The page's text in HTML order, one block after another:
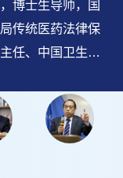
博士生导师，国
传统医药法律保
任、中国卫生法
老师主持国家社
项目，以长远的
医药知识产权领
班毕业生 上海
检察院第三检察部